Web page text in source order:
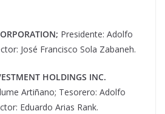
Presidente: Adolfo
José Francisco Sola Zabaneh.
HOLDINGS INC.
Artiñano; Tesorero: Adolfo
Eduardo Arias Rank.